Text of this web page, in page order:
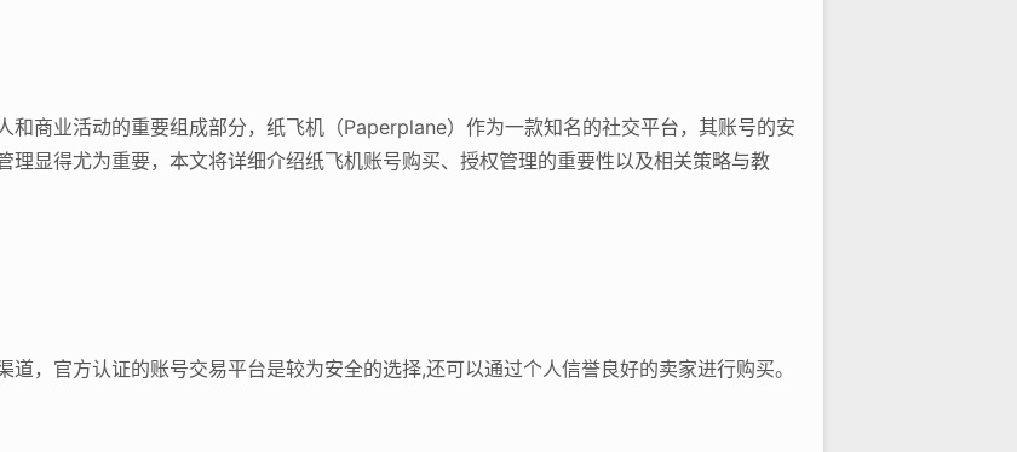
和商业活动的重要组成部分，纸飞机（Paperplane）作为一款知名的社交平台，其账号的安
理显得尤为重要，本文将详细介绍纸飞机账号购买、授权管理的重要性以及相关策略与教
，官方认证的账号交易平台是较为安全的选择,还可以通过个人信誉良好的卖家进行购买。